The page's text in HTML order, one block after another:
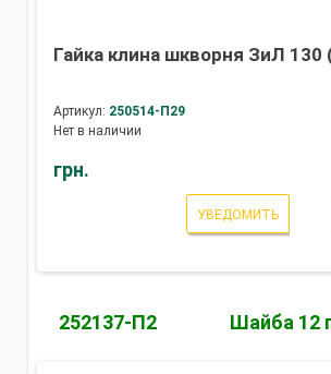
Гайка клина шкворня ЗиЛ
Артикул: 250514-П29
Нет в наличии
грн.
УВЕДОМИТЬ
252137-П2 Шайба 12